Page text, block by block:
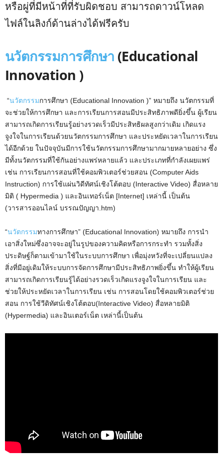
หรือผู่ที่มีหน้าที่ที่รับผิดชอบ สามารถดาวน์โหลด
ไฟล์ในลิงก์ด้านล่างได้ฟรีครับ
นวัตกรรมการศึกษา (Educational
Innovation )
“นวัตกรรมการศึกษา (Educational Innovation )” หมายถึง นวัตกรรมที่
จะช่วยให้การศึกษา และการเรียนการสอนมีประสิทธิภาพดียิ่งขึ้น ผู้เรียน
สามารถเกิดการเรียนรู้อย่างรวดเร็วมีประสิทธิผลสูงกว่าเดิม เกิดแรง
จูงใจในการเรียนด้วยนวัตกรรมการศึกษา และประหยัดเวลาในการเรียน
ได้อีกด้วย ในปัจจุบันมีการใช้นวัตกรรมการศึกษามากมายหลายอย่าง ซึ่ง
มีทั้งนวัตกรรมที่ใช้กันอย่างแพร่หลายแล้ว และประเภทที่กำลังเผยแพร่
เช่น การเรียนการสอนที่ใช้คอมพิวเตอร์ช่วยสอน (Computer Aids
Instruction) การใช้แผ่นวิดีทัศน์เชิงโต้ตอบ (Interactive Video) สื่อหลาย
มิติ ( Hypermedia ) และอินเทอร์เน็ต [Internet] เหล่านี้ เป็นต้น
(วารสารออนไลน์ บรรณปัญญา.htm)
“นวัตกรรมทางการศึกษา” (Educational Innovation) หมายถึง การนำ
เอาสิ่งใหม่ซึ่งอาจจะอยู่ในรูปของความคิดหรือการกระทำ รวมทั้งสิ่ง
ประดิษฐ์ก็ตามเข้ามาใช้ในระบบการศึกษา เพื่อมุ่งหวังที่จะเปลี่ยนแปลง
สิ่งที่มีอยู่เดิมให้ระบบการจัดการศึกษามีประสิทธิภาพยิ่งขึ้น ทำให้ผู้เรียน
สามารถเกิดการเรียนรู้ได้อย่างรวดเร็วเกิดแรงจูงใจในการเรียน และ
ช่วยให้ประหยัดเวลาในการเรียน เช่น การสอนโดยใช้คอมพิวเตอร์ช่วย
สอน การใช้วีดิทัศน์เชิงโต้ตอบ(Interactive Video) สื่อหลายมิติ
(Hypermedia) และอินเตอร์เน็ต เหล่านี้เป็นต้น